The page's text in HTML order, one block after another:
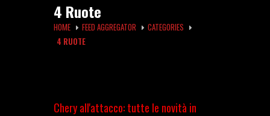
4 Ruote
HOME FEED AGGREGATOR
CATEGORIES
4 RUOTE
Chery all'attacco: tutte le novità in